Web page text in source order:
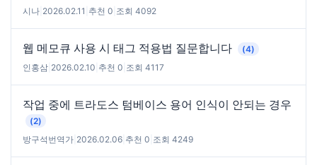
시나 2026.02.11 추천 0 조회 4092
웹 메모큐 사용 시 태그 적용법 질문합니다
(4)
인홍삼 2026.02.10 추천 0 조회 4117
작업 중에 트라도스 텀베이스 용어 인식이 안되는 경우
(2)
방구석번역가 2026.02.06 추천 0 조회 4249